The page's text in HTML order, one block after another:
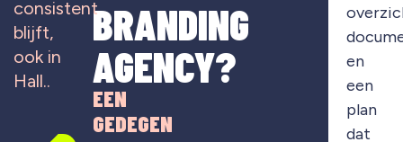
consistent
blijft,
ook in
Hall..
BRANDING
AGENCY?
EEN
GEDEGEN
en
een
plan
dat